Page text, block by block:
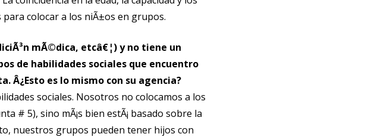
colocar a los niÃ±os en grupos.
mÃ©dica, etcâ€¦) y no tiene un
de habilidades sociales que encuentro
Â¿Esto es lo mismo con su agencia?
sociales. Nosotros no colocamos a los
# 5), sino mÃ¡s bien estÃ¡ basado sobre la
nuestros grupos pueden tener hijos con